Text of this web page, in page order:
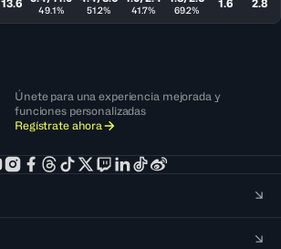
13.6 49.1% 51.2% 41.7% 69.2% 1.6 2.8
Únete para una experiencia mejorada y
funciones personalizadas
Regístrate ahora